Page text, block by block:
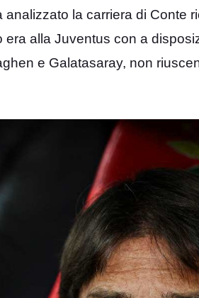
analizzato la carriera di Conte
era alla Juventus con a
e Galatasaray, non